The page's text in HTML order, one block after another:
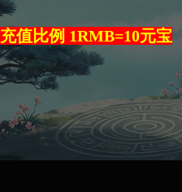
充值比例 1RMB=10元宝